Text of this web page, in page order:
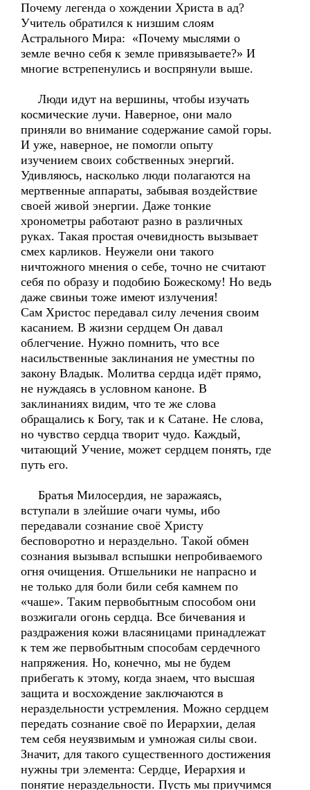
Почему легенда о хождении Христа в ад?
Учитель обратился к низшим слоям
Астрального Мира: «Почему мыслями о
земле вечно себя к земле привязываете?» И
многие встрепенулись и воспрянули выше.
Люди идут на вершины, чтобы изучать
космические лучи. Наверное, они мало
приняли во внимание содержание самой горы.
И уже, наверное, не помогли опыту
изучением своих собственных энергий.
Удивляюсь, насколько люди полагаются на
мертвенные аппараты, забывая воздействие
своей живой энергии. Даже тонкие
хронометры работают разно в различных
руках. Такая простая очевидность вызывает
смех карликов. Неужели они такого
ничтожного мнения о себе, точно не считают
себя по образу и подобию Божескому! Но ведь
даже свиньи тоже имеют излучения!
Сам Христос передавал силу лечения своим
касанием. В жизни сердцем Он давал
облегчение. Нужно помнить, что все
насильственные заклинания не уместны по
закону Владык. Молитва сердца идёт прямо,
не нуждаясь в условном каноне. В
заклинаниях видим, что те же слова
обращались к Богу, так и к Сатане. Не слова,
но чувство сердца творит чудо. Каждый,
читающий Учение, может сердцем понять, где
путь его.
Братья Милосердия, не заражаясь,
вступали в злейшие очаги чумы, ибо
передавали сознание своё Христу
бесповоротно и нераздельно. Такой обмен
сознания вызывал вспышки непробиваемого
огня очищения. Отшельники не напрасно и
не только для боли били себя камнем по
«чаше». Таким первобытным способом они
возжигали огонь сердца. Все бичевания и
раздражения кожи власяницами принадлежат
к тем же первобытным способам сердечного
напряжения. Но, конечно, мы не будем
прибегать к этому, когда знаем, что высшая
защита и восхождение заключаются в
нераздельности устремления. Можно сердцем
передать сознание своё по Иерархии, делая
тем себя неуязвимым и умножая силы свои.
Значит, для такого существенного достижения
нужны три элемента: Сердце, Иерархия и
понятие нераздельности. Пусть мы приучимся